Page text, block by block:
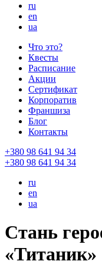
ru
en
ua
Что это?
Квесты
Расписание
Акции
Сертификат
Корпоратив
Франшиза
Блог
Контакты
+380 98 641 94 34
+380 98 641 94 34
ru
en
ua
Стань
«Титаник»